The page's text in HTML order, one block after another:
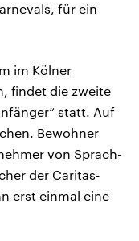
für ein
im Kölner
findet die zweite
statt. Auf
Bewohner
von Sprach-
der Caritas-
erst einmal eine